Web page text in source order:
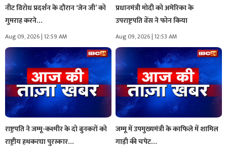
नीट विरोध प्रदर्शन के दौरान ‘जेन जी’ को
गुमराह करने…
Aug 09, 2026 | 12:59 AM
प्रधानमंत्री मोदी को अमेरिका के
उपराष्ट्रपति वेंस ने फोन किया
Aug 09, 2026 | 12:53 AM
राष्ट्रपति ने जम्मू-कश्मीर के दो बुनकरों को
राष्ट्रीय हथकरघा पुरस्कार…
जम्मू में उपमुख्यमंत्री के काफिले में शामिल
गाड़ी की चपेट…